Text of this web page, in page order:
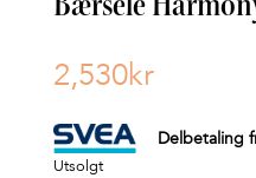
Bærsele
2,530kr
Delbetaling
Utsolgt